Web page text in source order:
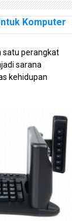
Komputer
satu perangkat
sarana
kehidupan